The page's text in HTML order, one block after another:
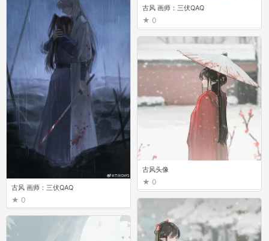
古风头像
0
古风 画师：三伏QAQ
0
古风 画师：三伏QAQ
0